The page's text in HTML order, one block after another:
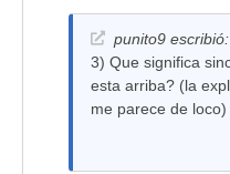
punito9 escribió:
3) Que significa
esta arriba? (la
me parece de loco)